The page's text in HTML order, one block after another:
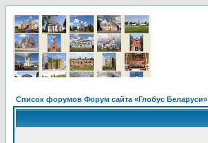
Список форумов Форум сайта «Глобус Беларуси»